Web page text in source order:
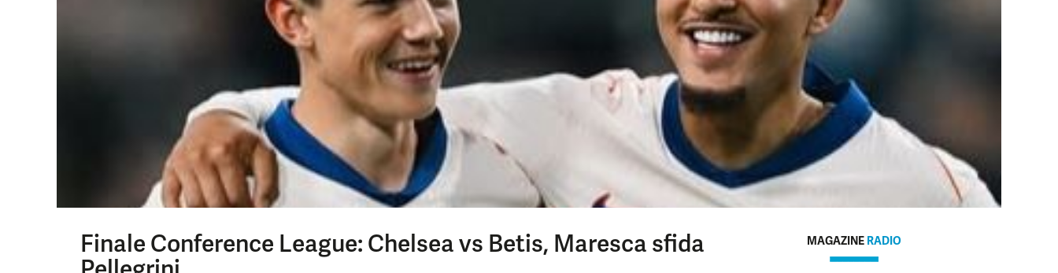
Finale Conference League: Chelsea vs Betis, Maresca sfida
MAGAZINE RADIO